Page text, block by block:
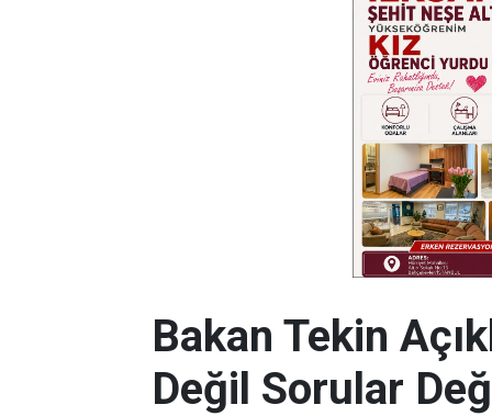
Bakan Tekin
Değil Sorular